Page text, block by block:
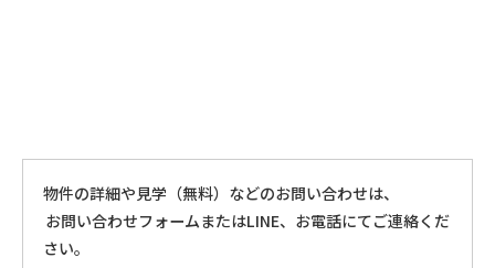
物件の詳細や見学（無料）などのお問い合わせは、
お問い合わせフォームまたはLINE、お電話にてご連絡くだ
さい。